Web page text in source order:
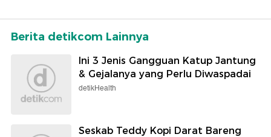
Berita detikcom Lainnya
Ini 3 Jenis Gangguan Katup Jantung
& Gejalanya yang Perlu Diwaspadai
detikHealth
Seskab Teddy Kopi Darat Bareng